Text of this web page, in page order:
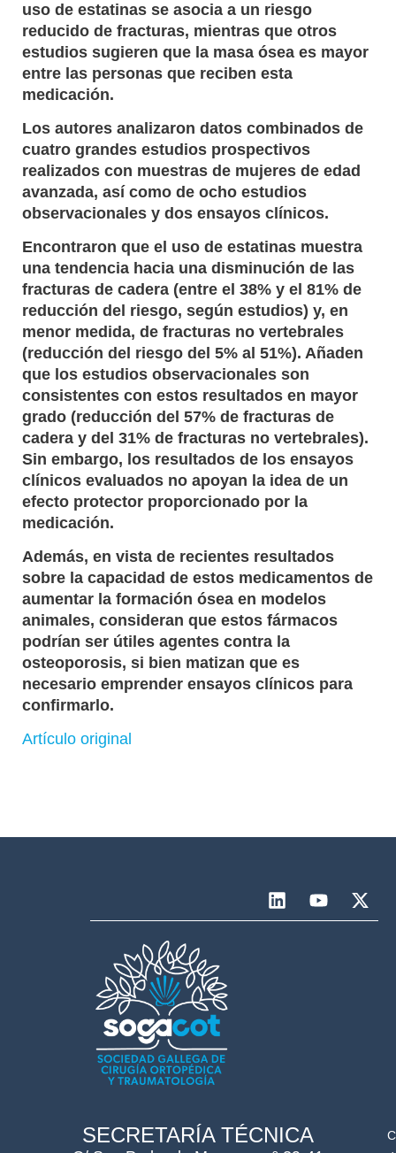
uso de estatinas se asocia a un riesgo
reducido de fracturas, mientras que otros
estudios sugieren que la masa ósea es mayor
entre las personas que reciben esta
medicación.
Los autores analizaron datos combinados de
cuatro grandes estudios prospectivos
realizados con muestras de mujeres de edad
avanzada, así como de ocho estudios
observacionales y dos ensayos clínicos.
Encontraron que el uso de estatinas muestra
una tendencia hacia una disminución de las
fracturas de cadera (entre el 38% y el 81% de
reducción del riesgo, según estudios) y, en
menor medida, de fracturas no vertebrales
(reducción del riesgo del 5% al 51%). Añaden
que los estudios observacionales son
consistentes con estos resultados en mayor
grado (reducción del 57% de fracturas de
cadera y del 31% de fracturas no vertebrales).
Sin embargo, los resultados de los ensayos
clínicos evaluados no apoyan la idea de un
efecto protector proporcionado por la
medicación.
Además, en vista de recientes resultados
sobre la capacidad de estos medicamentos de
aumentar la formación ósea en modelos
animales, consideran que estos fármacos
podrían ser útiles agentes contra la
osteoporosis, si bien matizan que es
necesario emprender ensayos clínicos para
confirmarlo.
Artículo original
SECRETARÍA TÉCNICA